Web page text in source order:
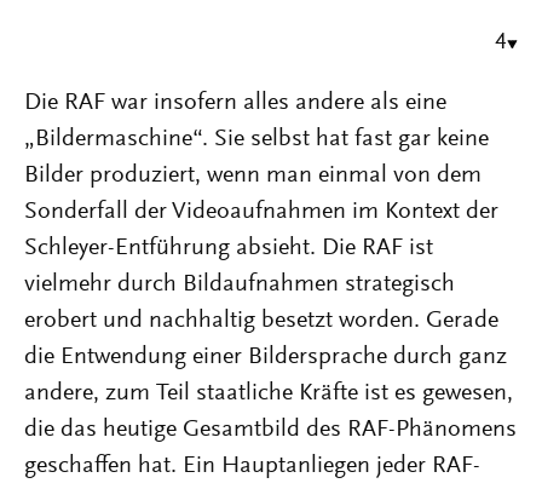
4
Die RAF war insofern alles andere als eine
„Bildermaschine“. Sie selbst hat fast gar keine
Bilder produziert, wenn man einmal von dem
Sonderfall der Videoaufnahmen im Kontext der
Schleyer-Entführung absieht. Die RAF ist
vielmehr durch Bildaufnahmen strategisch
erobert und nachhaltig besetzt worden. Gerade
die Entwendung einer Bildersprache durch ganz
andere, zum Teil staatliche Kräfte ist es gewesen,
die das heutige Gesamtbild des RAF-Phänomens
geschaffen hat. Ein Hauptanliegen jeder RAF-